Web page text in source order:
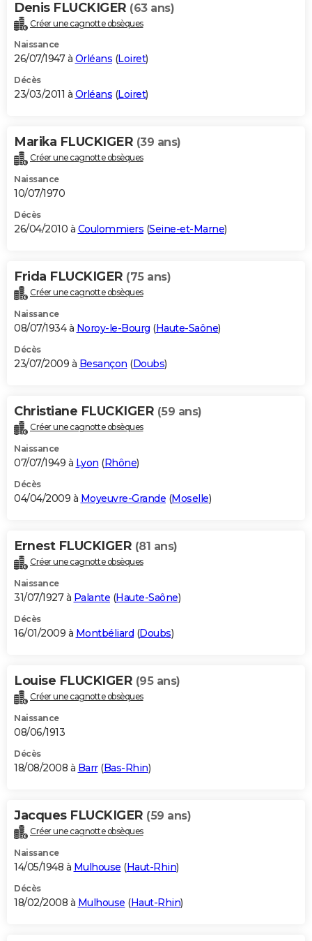
Denis FLUCKIGER (63 ans)
Créer une cagnotte obsèques
Naissance
26/07/1947 à Orléans (Loiret)
Décès
23/03/2011 à Orléans (Loiret)
Marika FLUCKIGER (39 ans)
Créer une cagnotte obsèques
Naissance
10/07/1970
Décès
26/04/2010 à Coulommiers (Seine-et-Marne)
Frida FLUCKIGER (75 ans)
Créer une cagnotte obsèques
Naissance
08/07/1934 à Noroy-le-Bourg (Haute-Saône)
Décès
23/07/2009 à Besançon (Doubs)
Christiane FLUCKIGER (59 ans)
Créer une cagnotte obsèques
Naissance
07/07/1949 à Lyon (Rhône)
Décès
04/04/2009 à Moyeuvre-Grande (Moselle)
Ernest FLUCKIGER (81 ans)
Créer une cagnotte obsèques
Naissance
31/07/1927 à Palante (Haute-Saône)
Décès
16/01/2009 à Montbéliard (Doubs)
Louise FLUCKIGER (95 ans)
Créer une cagnotte obsèques
Naissance
08/06/1913
Décès
18/08/2008 à Barr(Bas-Rhin)
Jacques FLUCKIGER (59 ans)
Créer une cagnotte obsèques
Naissance
14/05/1948 à Mulhouse (Haut-Rhin)
Décès
18/02/2008 à Mulhouse (Haut-Rhin)